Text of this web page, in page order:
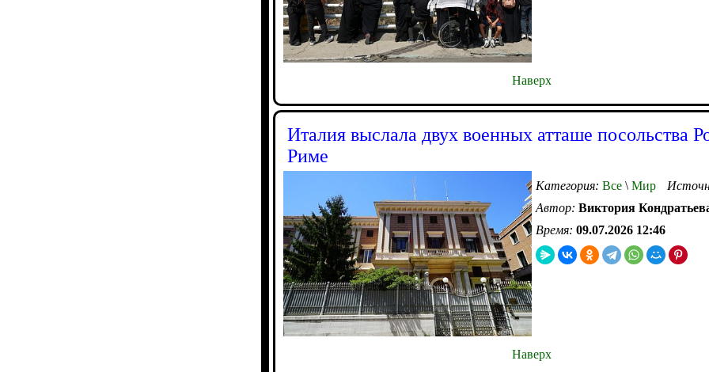
Наверх
Италия выслала двух военных атташе посольства
Риме
Категория: Все \ Мир
Автор: Виктория
Время: 09.07.2026 12:46
Наверх